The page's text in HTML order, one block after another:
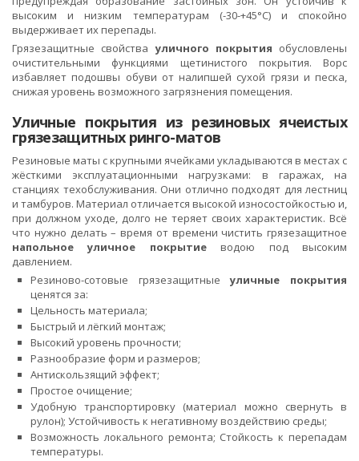
высоким и низким температурам (-30-+45°С) и спокойно
выдерживает их перепады.
Грязезащитные свойствауличного покрытия обусловлены
очистительными функциями щетинистого покрытия. Ворс
избавляет подошвы обуви от налипшей сухой грязи и песка,
снижая уровень возможного загрязнения помещения.
Уличные покрытия из резиновых ячеистых
грязезащитных ринго-матов
Резиновые маты с крупными ячейками укладываются в местах с
жёсткими эксплуатационными нагрузками: в гаражах, на
станциях техобслуживания. Они отлично подходят для лестниц
и тамбуров. Материал отличается высокой износостойкостью и,
при должном уходе, долго не теряет своих характеристик. Всё
что нужно делать – время от времени чистить грязезащитное
напольное уличное покрытиеводою под высоким
давлением.
Резиново-сотовые грязезащитныеуличные покрытия
ценятся за:
Цельность материала;
Быстрый и лёгкий монтаж;
Высокий уровень прочности;
Разнообразие форм и размеров;
Антискользящий эффект;
Простое очищение;
Удобную транспортировку (материал можно свернуть в
рулон); Устойчивость к негативному воздействию среды;
Возможность локального ремонта; Стойкость к перепадам
температуры.